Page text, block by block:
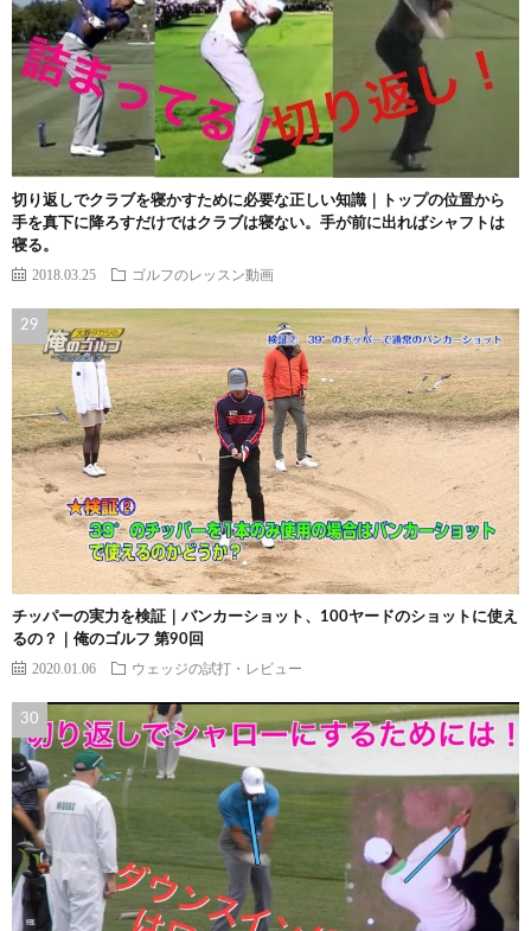
切り返しでクラブを寝かすために必要な正しい知識｜トップの位置から
手を真下に降ろすだけではクラブは寝ない。手が前に出ればシャフトは
寝る。
2018.03.25 ゴルフのレッスン動画
チッパーの実力を検証｜バンカーショット、100ヤードのショットに使え
るの？｜俺のゴルフ 第90回
2020.01.06 ウェッジの試打・レビュー